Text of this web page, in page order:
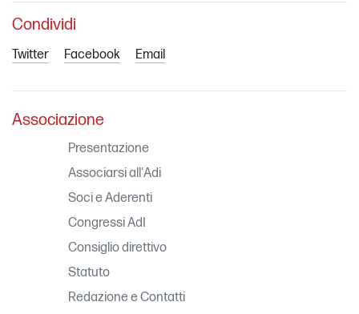
Condividi
Twitter Facebook Email
Associazione
Presentazione
Associarsi all'Adi
Soci e Aderenti
Congressi AdI
Consiglio direttivo
Statuto
Redazione e Contatti